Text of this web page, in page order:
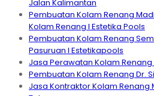
Jalan Kalimantan
Pembuatan Kolam Renang
Kolam Renang I Estetika Pools
Pembuatan Kolam Renang
Pasuruan I Estetikapools
Jasa Perawatan Kolam
Pembuatan Kolam Renang Dr.
Jasa Kontraktor Kolam Renang